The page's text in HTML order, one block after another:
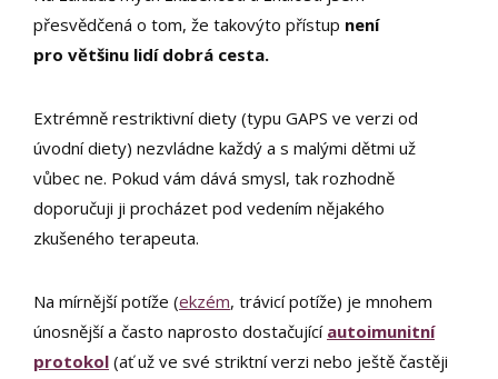
přesvědčená o tom, že takovýto přístup není
pro většinu lidí dobrá cesta.
Extrémně restriktivní diety (typu GAPS ve verzi od
úvodní diety) nezvládne každý a s malými dětmi už
vůbec ne. Pokud vám dává smysl, tak rozhodně
doporučuji ji procházet pod vedením nějakého
zkušeného terapeuta.
Na mírnější potíže (ekzém, trávicí potíže) je mnohem
únosnější a často naprosto dostačující autoimunitní
protokol (ať už ve své striktní verzi nebo ještě častěji